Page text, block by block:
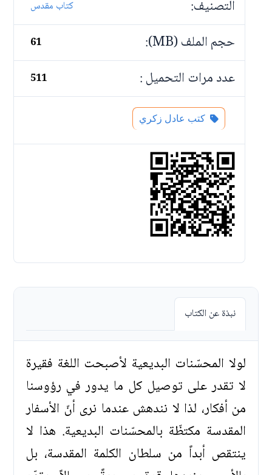
التصنيف: كتاب مقدس
حجم الملف (MB): 61
عدد مرات التحميل : 511
كتب عادل زكري
نبذة عن الكتاب
لولا المحسّنات البديعية لأصبحت اللغة فقيرة
لا تقدر على توصيل كل ما يدور في رؤوسنا
من أفكار، لذا لا نندهش عندما نرى أنّ الأسفار
المقدسة مكتظّة بالمحسّنات البديعية. هذا لا
ينتقص أبداً من سلطان الكلمة المقدسة، بل